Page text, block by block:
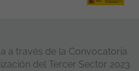
a través de la Convocatoria
del Tercer Sector 2023